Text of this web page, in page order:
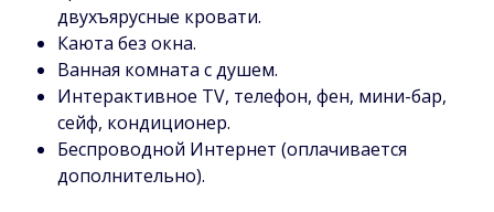
двухъярусные кровати.
Каюта без окна.
Ванная комната с душем.
Интерактивное TV, телефон, фен, мини-бар,
сейф, кондиционер.
Беспроводной Интернет (оплачивается
дополнительно).